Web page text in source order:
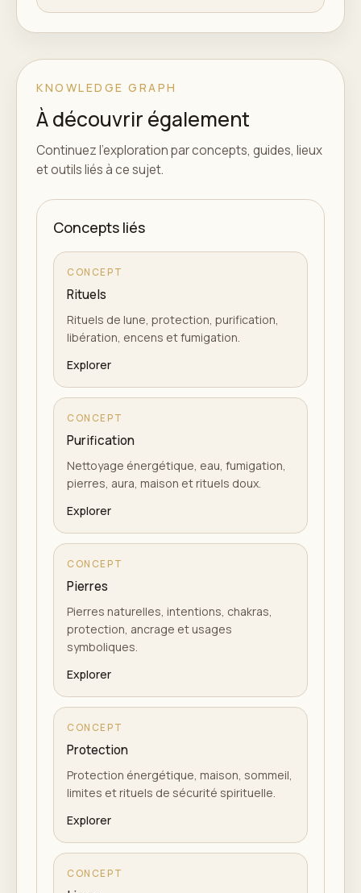
KNOWLEDGE GRAPH
À découvrir également
Continuez l'exploration par concepts, guides, lieux
et outils liés à ce sujet.
Concepts liés
CONCEPT
Rituels
Rituels de lune, protection, purification,
libération, encens et fumigation.
Explorer
CONCEPT
Purification
Nettoyage énergétique, eau, fumigation,
pierres, aura, maison et rituels doux.
Explorer
CONCEPT
Pierres
Pierres naturelles, intentions, chakras,
protection, ancrage et usages
symboliques.
Explorer
CONCEPT
Protection
Protection énergétique, maison, sommeil,
limites et rituels de sécurité spirituelle.
Explorer
CONCEPT